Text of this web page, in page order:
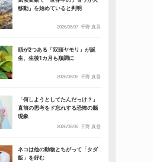
移動」を始めていると判明
2026/08/07 千野 真吾
頭が2つある「双頭ヤモリ」が誕
生、生後1カ月も順調に
2026/08/05 千野 真吾
「何しようとしてたんだっけ？」
直前の思考をド忘れする恐怖の脳
現象
2026/08/06 千野 真吾
ネコは他の動物とちがって「タダ
飯」を好む